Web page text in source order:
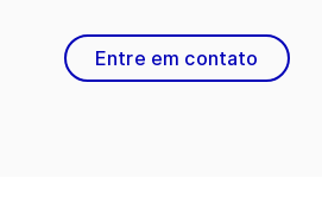
Entre em contato